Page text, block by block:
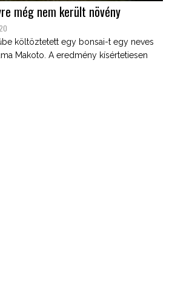
még nem került növény
költöztetett egy bonsai-t egy neves
Makoto. A eredmény kísértetiesen